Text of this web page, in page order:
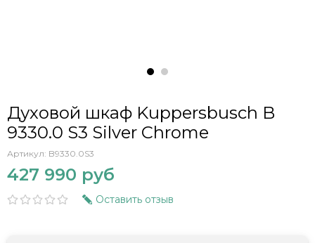
Духовой шкаф Kuppersbusch B
9330.0 S3 Silver Chrome
Артикул: B9330.0S3
427 990 руб
Оставить отзыв